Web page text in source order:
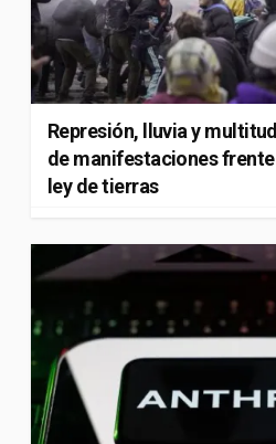
Represión, lluvia y
de manifestaciones
ley de tierras